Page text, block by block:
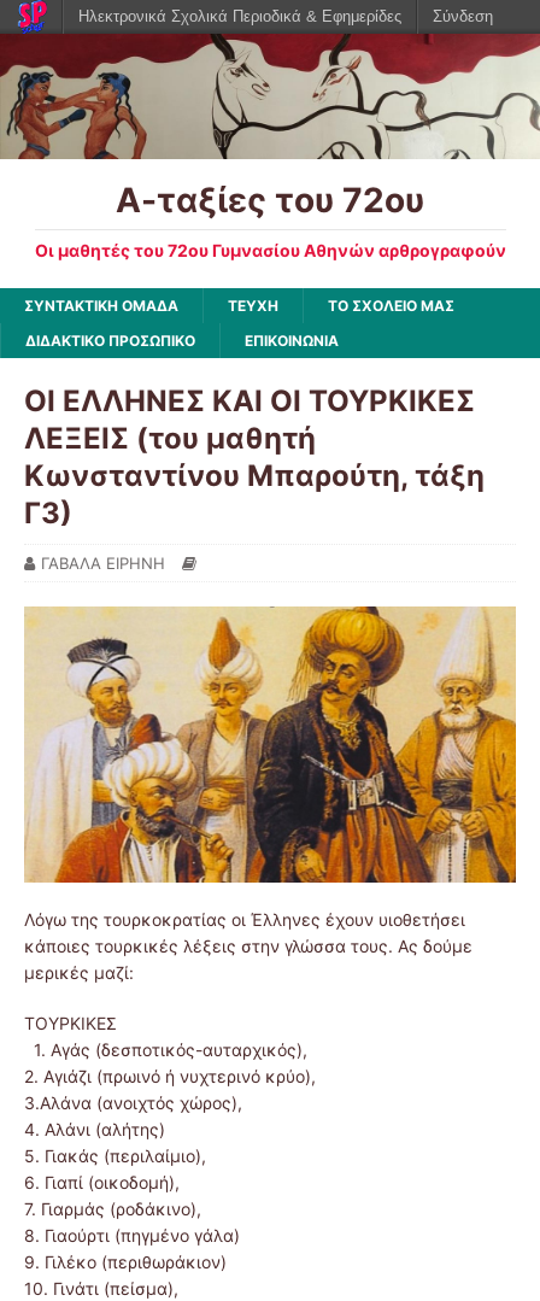
Α-ταξίες του 72ου
Οι μαθητές του 72ου Γυμνασίου Αθηνών αρθρογραφούν
ΣΥΝΤΑΚΤΙΚΗ ΟΜΑΔΑ ΤΕΥΧΗ
ΤΟ ΣΧΟΛΕΙΟ ΜΑΣ
ΔΙΔΑΚΤΙΚΟ ΠΡΟΣΩΠΙΚΟ
ΕΠΙΚΟΙΝΩΝΙΑ
ΟΙ ΕΛΛΗΝΕΣ ΚΑΙ ΟΙ ΤΟΥΡΚΙΚΕΣ
ΛΕΞΕΙΣ (του μαθητή
Κωνσταντίνου Μπαρούτη, τάξη
Γ3)
ΓΑΒΑΛΑ ΕΙΡΗΝΗ
Λόγω της τουρκοκρατίας οι Έλληνες έχουν υιοθετήσει
κάποιες τουρκικές λέξεις στην γλώσσα τους. Ας δούμε
μερικές μαζί:
ΤΟΥΡΚΙΚΕΣ
1. Αγάς (δεσποτικός-αυταρχικός),
2. Αγιάζι (πρωινό ή νυχτερινό κρύο),
3.Αλάνα (ανοιχτός χώρος),
4. Αλάνι (αλήτης)
5. Γιακάς (περιλαίμιο),
6. Γιαπί (οικοδομή),
7. Γιαρμάς (ροδάκινο),
8. Γιαούρτι (πηγμένο γάλα)
9. Γιλέκο (περιθωράκιον)
10. Γινάτι (πείσμα),
Ηλεκτρονικά Σχολικά Περιοδικά & Εφημερίδες Σύνδεση